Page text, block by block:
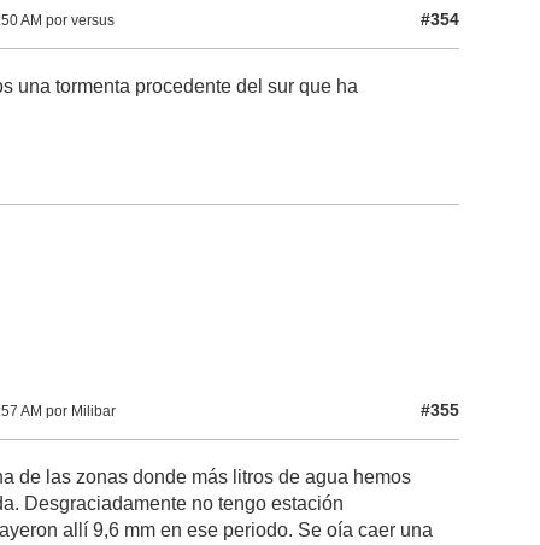
AM por versus #354
una tormenta procedente del sur que ha
AM por Milibar #355
de las zonas donde más litros de agua hemos
Desgraciadamente no tengo estación
allí 9,6 mm en ese periodo. Se oía caer una